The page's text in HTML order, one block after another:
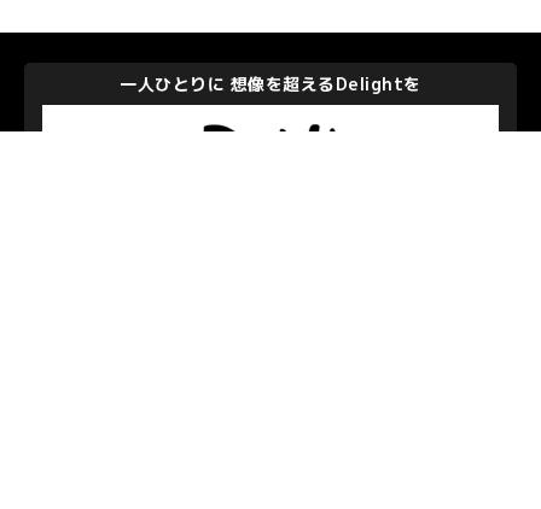
一人ひとりに 想像を超えるDelightを